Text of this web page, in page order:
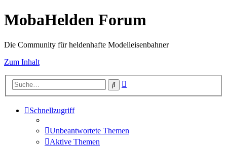
MobaHelden Forum
Die Community für heldenhafte Modelleisenbahner
Zum Inhalt
Suche
Schnellzugriff
Unbeantwortete Themen
Aktive Themen